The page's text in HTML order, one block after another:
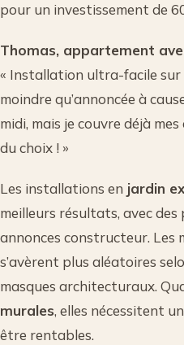
pour un investissement de
Thomas, appartement
« Installation ultra-facile sur
moindre qu’annoncée à
midi, mais je couvre déjà
du choix ! »
Les installations en jardin
meilleurs résultats, avec
annonces constructeur. Les
s’avèrent plus aléatoires
masques architecturaux.
murales, elles nécessitent
être rentables.